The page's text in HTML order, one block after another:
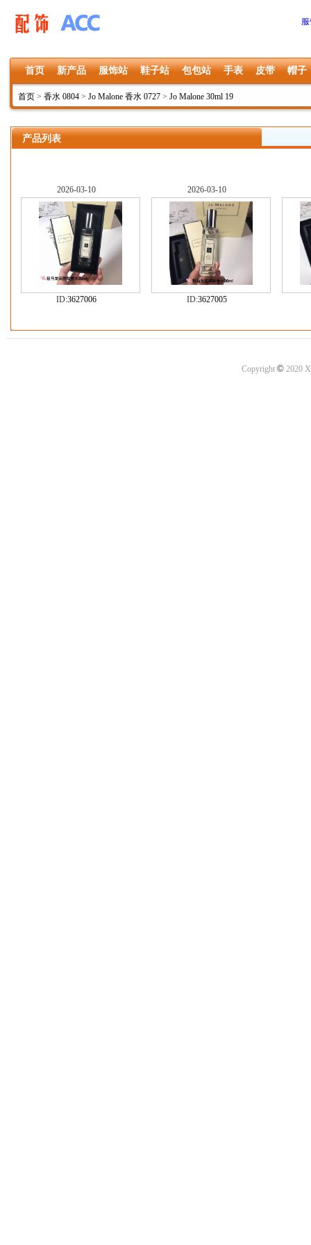
首页 新产品 服饰站 鞋子站 包包站 手表 皮带 帽子
首页 > 香水 0804 > Jo Malone 香水 0727 > Jo Malone 30ml 19
产品列表
2026-03-10
ID:3627006
2026-03-10
ID:3627005
Copyright ©2020